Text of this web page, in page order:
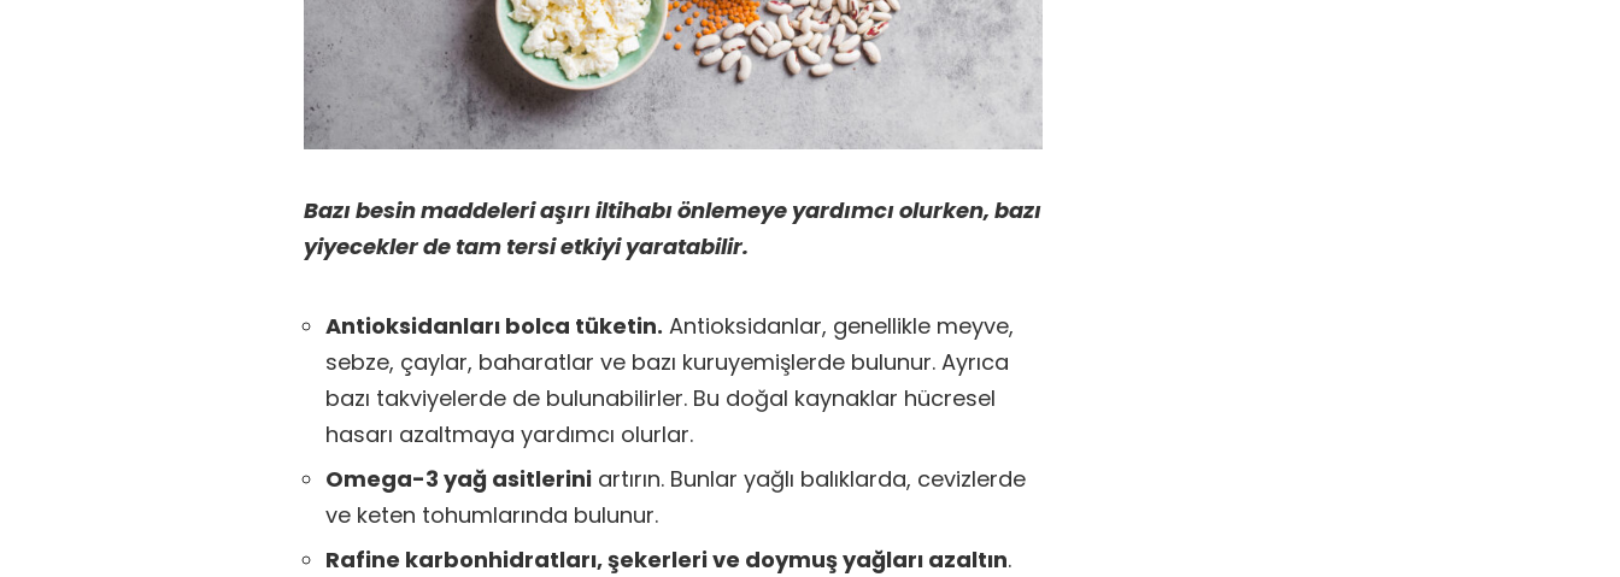
Bazı besin maddeleri aşırı iltihabı önlemeye yardımcı olurken, bazı
yiyecekler de tam tersi etkiyi yaratabilir.
Antioksidanları bolca tüketin. Antioksidanlar, genellikle meyve,
sebze, çaylar, baharatlar ve bazı kuruyemişlerde bulunur. Ayrıca
bazı takviyelerde de bulunabilirler. Bu doğal kaynaklar hücresel
hasarı azaltmaya yardımcı olurlar.
Omega-3 yağ asitlerini artırın. Bunlar yağlı balıklarda, cevizlerde
ve keten tohumlarında bulunur.
Rafine karbonhidratları, şekerleri ve doymuş yağları azaltın.